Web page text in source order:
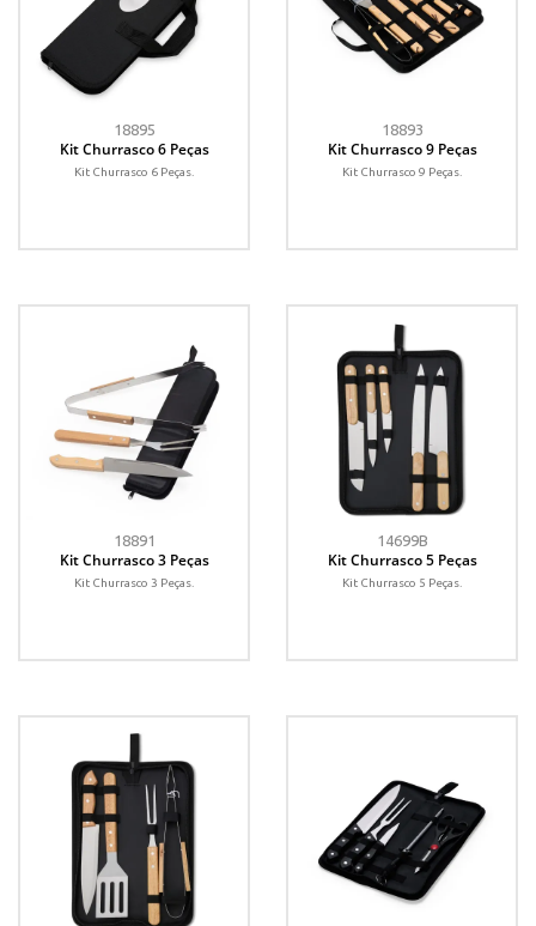
18895
Kit Churrasco 6 Peças
Kit Churrasco 6 Peças.
18893
Kit Churrasco 9 Peças
Kit Churrasco 9 Peças.
18891
Kit Churrasco 3 Peças
Kit Churrasco 3 Peças.
14699B
Kit Churrasco 5 Peças
Kit Churrasco 5 Peças.